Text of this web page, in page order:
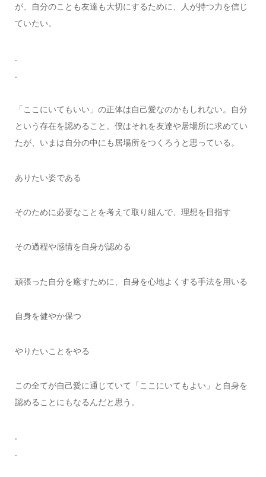
が、自分のことも友達も大切にするために、人が持つ力を信じ
ていたい。
.
.
「ここにいてもいい」の正体は自己愛なのかもしれない。自分
という存在を認めること。僕はそれを友達や居場所に求めてい
たが、いまは自分の中にも居場所をつくろうと思っている。
ありたい姿である
そのために必要なことを考えて取り組んで、理想を目指す
その過程や感情を自身が認める
頑張った自分を癒すために、自身を心地よくする手法を用いる
自身を健やか保つ
やりたいことをやる
この全てが自己愛に通じていて「ここにいてもよい」と自身を
認めることにもなるんだと思う。
.
.